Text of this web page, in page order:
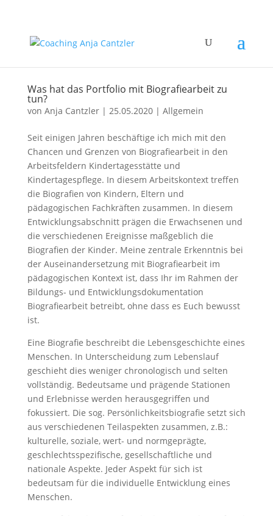
Was hat das Portfolio mit Biografiearbeit zu
tun?
von Anja Cantzler| 25.05.2020| Allgemein
Seit einigen Jahren beschäftige ich mich mit den
Chancen und Grenzen von Biografiearbeit in den
Arbeitsfeldern Kindertagesstätte und
Kindertagespflege. In diesem Arbeitskontext treffen
die Biografien von Kindern, Eltern und
pädagogischen Fachkräften zusammen. In diesem
Entwicklungsabschnitt prägen die Erwachsenen und
die verschiedenen Ereignisse maßgeblich die
Biografien der Kinder. Meine zentrale Erkenntnis bei
der Auseinandersetzung mit Biografiearbeit im
pädagogischen Kontext ist, dass Ihr im Rahmen der
Bildungs- und Entwicklungsdokumentation
Biografiearbeit betreibt, ohne dass es Euch bewusst
ist.
Eine Biografie beschreibt die Lebensgeschichte eines
Menschen. In Unterscheidung zum Lebenslauf
geschieht dies weniger chronologisch und selten
vollständig. Bedeutsame und prägende Stationen
und Erlebnisse werden herausgegriffen und
fokussiert. Die sog. Persönlichkeitsbiografie setzt sich
aus verschiedenen Teilaspekten zusammen, z.B.:
kulturelle, soziale, wert- und normgeprägte,
geschlechtsspezifische, gesellschaftliche und
nationale Aspekte. Jeder Aspekt für sich ist
bedeutsam für die individuelle Entwicklung eines
Menschen.